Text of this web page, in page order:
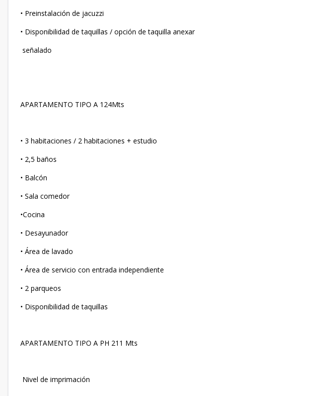
• Preinstalación de jacuzzi
• Disponibilidad de taquillas / opción de taquilla anexar
señalado
APARTAMENTO TIPO A 124Mts
• 3 habitaciones / 2 habitaciones + estudio
• 2,5 baños
• Balcón
• Sala comedor
•Cocina
• Desayunador
• Área de lavado
• Área de servicio con entrada independiente
• 2 parqueos
• Disponibilidad de taquillas
APARTAMENTO TIPO A PH 211 Mts
Nivel de imprimación